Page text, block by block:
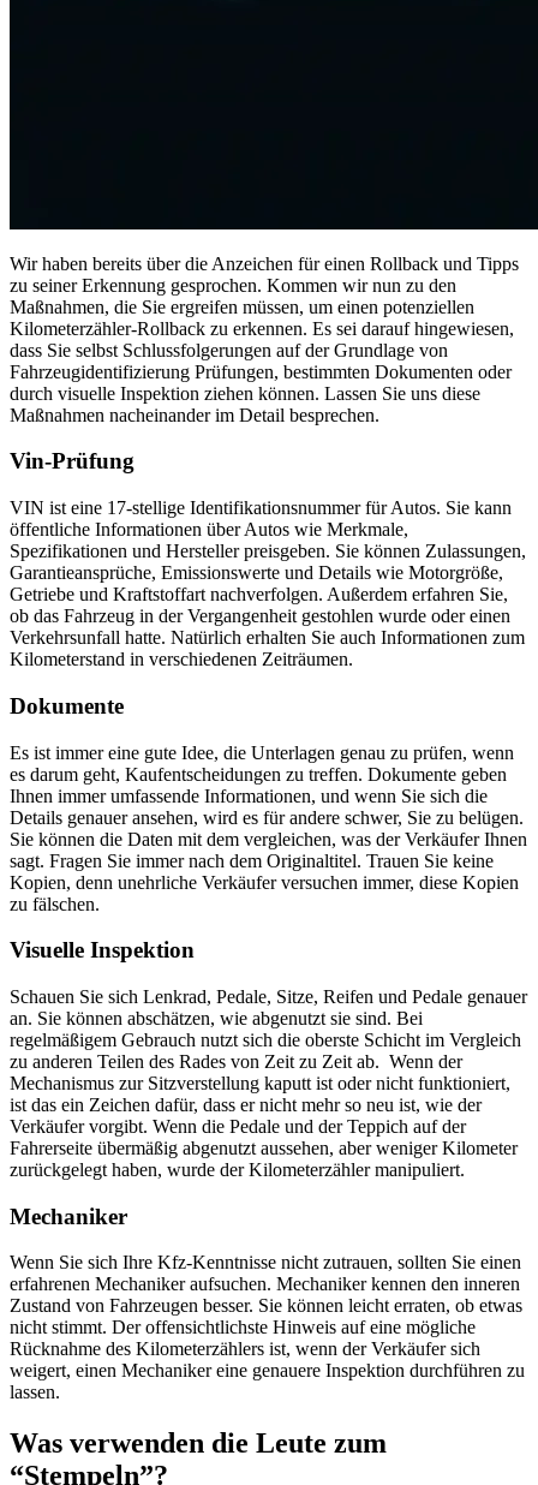
Wir haben bereits über die Anzeichen für einen Rollback und Tipps
zu seiner Erkennung gesprochen. Kommen wir nun zu den
Maßnahmen, die Sie ergreifen müssen, um einen potenziellen
Kilometerzähler-Rollback zu erkennen. Es sei darauf hingewiesen,
dass Sie selbst Schlussfolgerungen auf der Grundlage von
Fahrzeugidentifizierung Prüfungen, bestimmten Dokumenten oder
durch visuelle Inspektion ziehen können. Lassen Sie uns diese
Maßnahmen nacheinander im Detail besprechen.
Vin-Prüfung
VIN ist eine 17-stellige Identifikationsnummer für Autos. Sie kann
öffentliche Informationen über Autos wie Merkmale,
Spezifikationen und Hersteller preisgeben. Sie können Zulassungen,
Garantieansprüche, Emissionswerte und Details wie Motorgröße,
Getriebe und Kraftstoffart nachverfolgen. Außerdem erfahren Sie,
ob das Fahrzeug in der Vergangenheit gestohlen wurde oder einen
Verkehrsunfall hatte. Natürlich erhalten Sie auch Informationen zum
Kilometerstand in verschiedenen Zeiträumen.
Dokumente
Es ist immer eine gute Idee, die Unterlagen genau zu prüfen, wenn
es darum geht, Kaufentscheidungen zu treffen. Dokumente geben
Ihnen immer umfassende Informationen, und wenn Sie sich die
Details genauer ansehen, wird es für andere schwer, Sie zu belügen.
Sie können die Daten mit dem vergleichen, was der Verkäufer Ihnen
sagt. Fragen Sie immer nach dem Originaltitel. Trauen Sie keine
Kopien, denn unehrliche Verkäufer versuchen immer, diese Kopien
zu fälschen.
Visuelle Inspektion
Schauen Sie sich Lenkrad, Pedale, Sitze, Reifen und Pedale genauer
an. Sie können abschätzen, wie abgenutzt sie sind. Bei
regelmäßigem Gebrauch nutzt sich die oberste Schicht im Vergleich
zu anderen Teilen des Rades von Zeit zu Zeit ab. Wenn der
Mechanismus zur Sitzverstellung kaputt ist oder nicht funktioniert,
ist das ein Zeichen dafür, dass er nicht mehr so neu ist, wie der
Verkäufer vorgibt. Wenn die Pedale und der Teppich auf der
Fahrerseite übermäßig abgenutzt aussehen, aber weniger Kilometer
zurückgelegt haben, wurde der Kilometerzähler manipuliert.
Mechaniker
Wenn Sie sich Ihre Kfz-Kenntnisse nicht zutrauen, sollten Sie einen
erfahrenen Mechaniker aufsuchen. Mechaniker kennen den inneren
Zustand von Fahrzeugen besser. Sie können leicht erraten, ob etwas
nicht stimmt. Der offensichtlichste Hinweis auf eine mögliche
Rücknahme des Kilometerzählers ist, wenn der Verkäufer sich
weigert, einen Mechaniker eine genauere Inspektion durchführen zu
lassen.
Was verwenden die Leute zum
“Stempeln”?